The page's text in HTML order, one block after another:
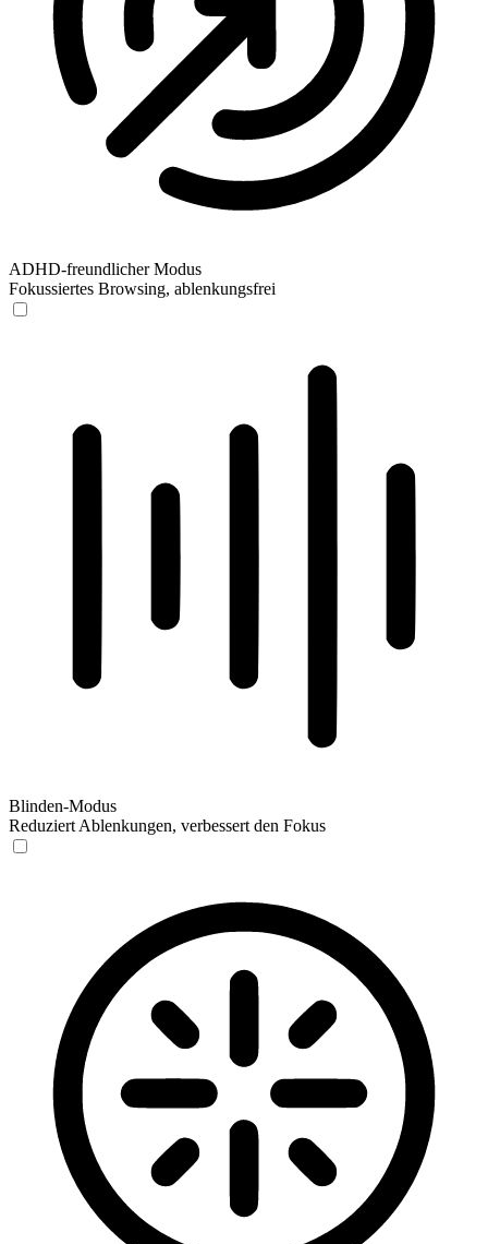
ADHD-freundlicher Modus
Fokussiertes Browsing, ablenkungsfrei
Blinden-Modus
Reduziert Ablenkungen, verbessert den Fokus